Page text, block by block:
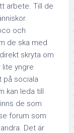
arbete. Till de
och
de ska med
skryta om
lite yngre
på sociala
kan leda till
de som
forum som
Det är